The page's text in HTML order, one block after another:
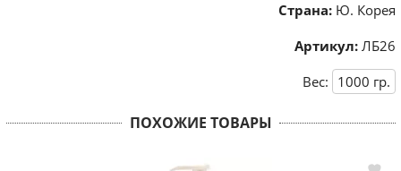
Страна: Ю. Корея
Артикул: ЛБ26
Вес: 1000 гр.
ПОХОЖИЕ ТОВАРЫ